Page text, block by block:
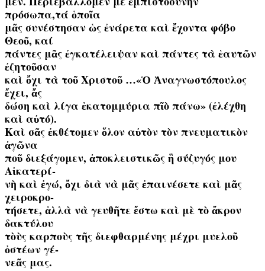
πρόσωπα,τά ὁποῖα
μᾶς συνέστησαν ὡς ἐνάρετα καὶ ἔχοντα φόβο
Θεοῦ, καί
πάντες μᾶς ἐγκατέλειψαν καὶ πάντες τὰ ἑαυτῶν
ἐζητοῦσαν
καὶ ὄχι τὰ τοῦ Χριστοῦ …«Ὁ Ἀναγνωστόπουλος
ἔχει, ἄς
δώση καὶ λίγα ἑκατομμύρια πῖὸ πάνω» (ἐλέχθη
καὶ αὐτό).
Καὶ σᾶς ἐκθέτομεν ὅλον αὐτὸν τὸν πνευματικὸν
ἀγῶνα
ποῦ διεξάγομεν, ἀποκλειστικῶς ἣ σύζυγός μου
Αἰκατερί-
νὴ καὶ ἐγώ, ὄχι διὰ νὰ μᾶς ἐπαινέσετε καὶ μᾶς
χειροκρο-
τήσετε, ἀλλὰ νὰ γευθῆτε ἔστω καὶ μὲ τὸ ἄκρον
δακτύλου
τὸὺς καρποὺς τῆς διεφθαρμένης μέχρι μυελοῦ
ὀστέων γέ-
νεᾶς μας.